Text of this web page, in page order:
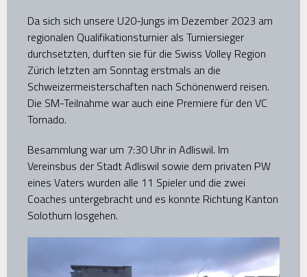
Da sich sich unsere U20-Jungs im Dezember 2023 am
regionalen Qualifikationsturnier als Turniersieger
durchsetzten, durften sie für die Swiss Volley Region
Zürich letzten am Sonntag erstmals an die
Schweizermeisterschaften nach Schönenwerd reisen.
Die SM-Teilnahme war auch eine Premiere für den VC
Tornado.
Besammlung war um 7:30 Uhr in Adliswil. Im
Vereinsbus der Stadt Adliswil sowie dem privaten PW
eines Vaters wurden alle 11 Spieler und die zwei
Coaches untergebracht und es konnte Richtung Kanton
Solothurn losgehen.